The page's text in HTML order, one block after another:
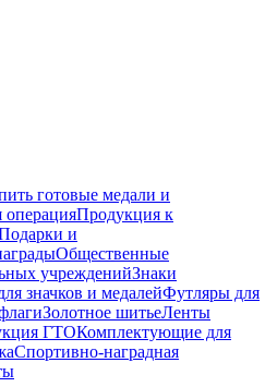
готовые медали и
операцияПродукция к
и
Общественные
учрежденийЗнаки
значков и медалейФутляры для
Золотное шитьеЛенты
ГТОКомплектующие для
Спортивно-наградная